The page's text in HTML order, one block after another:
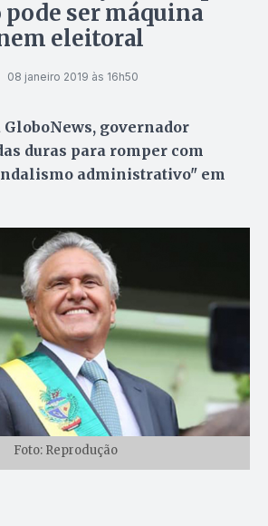
pode ser máquina
eleitoral
08 janeiro 2019 às 16h50
governador
duras para romper com
administrativo" em
Foto: Reprodução